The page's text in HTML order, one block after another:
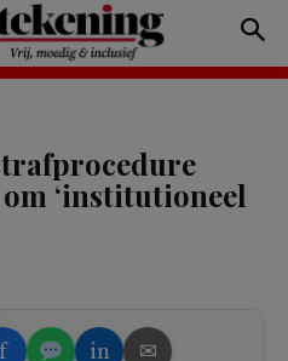
‘institutioneel
f in ✉